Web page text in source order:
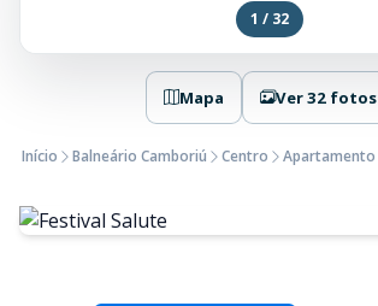
1 / 32
Mapa Ver 32 fotos
Início Balneário Camboriú Centro Apartamento